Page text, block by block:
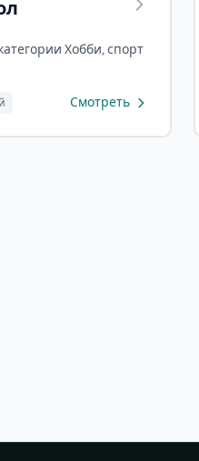
Хобби, спорт
Смотреть